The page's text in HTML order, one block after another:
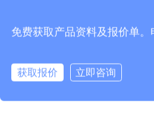
方面提高了农作物的产量，还促进了
了极大的贡献。
推荐阅读： 小型自动气象站使用需
免费获取产品资料及报价单
获取报价 立即咨询